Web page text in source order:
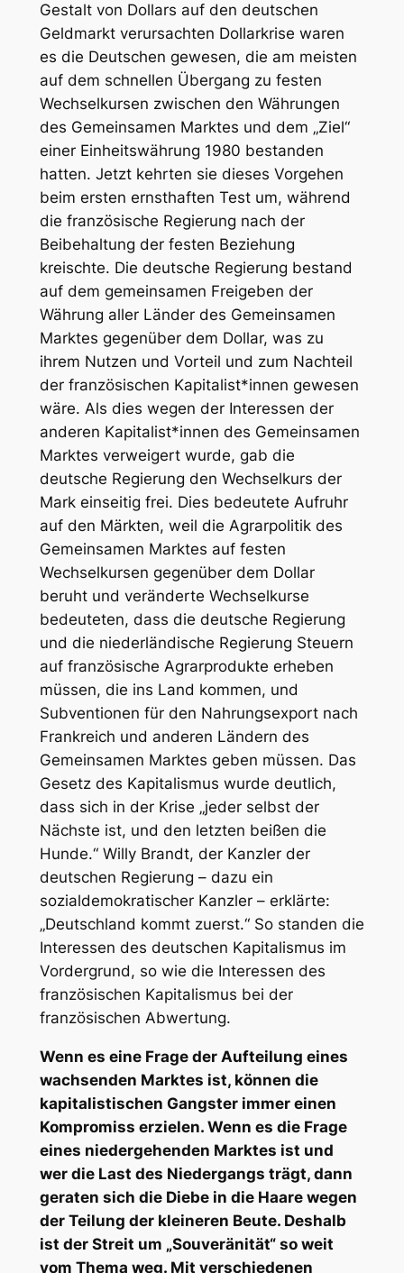
Gestalt von Dollars auf den deutschen
Geldmarkt verursachten Dollarkrise waren
es die Deutschen gewesen, die am meisten
auf dem schnellen Übergang zu festen
Wechselkursen zwischen den Währungen
des Gemeinsamen Marktes und dem „Ziel“
einer Einheitswährung 1980 bestanden
hatten. Jetzt kehrten sie dieses Vorgehen
beim ersten ernsthaften Test um, während
die französische Regierung nach der
Beibehaltung der festen Beziehung
kreischte. Die deutsche Regierung bestand
auf dem gemeinsamen Freigeben der
Währung aller Länder des Gemeinsamen
Marktes gegenüber dem Dollar, was zu
ihrem Nutzen und Vorteil und zum Nachteil
der französischen Kapitalist*innen gewesen
wäre. Als dies wegen der Interessen der
anderen Kapitalist*innen des Gemeinsamen
Marktes verweigert wurde, gab die
deutsche Regierung den Wechselkurs der
Mark einseitig frei. Dies bedeutete Aufruhr
auf den Märkten, weil die Agrarpolitik des
Gemeinsamen Marktes auf festen
Wechselkursen gegenüber dem Dollar
beruht und veränderte Wechselkurse
bedeuteten, dass die deutsche Regierung
und die niederländische Regierung Steuern
auf französische Agrarprodukte erheben
müssen, die ins Land kommen, und
Subventionen für den Nahrungsexport nach
Frankreich und anderen Ländern des
Gemeinsamen Marktes geben müssen. Das
Gesetz des Kapitalismus wurde deutlich,
dass sich in der Krise „jeder selbst der
Nächste ist, und den letzten beißen die
Hunde.“ Willy Brandt, der Kanzler der
deutschen Regierung – dazu ein
sozialdemokratischer Kanzler – erklärte:
„Deutschland kommt zuerst.“ So standen die
Interessen des deutschen Kapitalismus im
Vordergrund, so wie die Interessen des
französischen Kapitalismus bei der
französischen Abwertung.
Wenn es eine Frage der Aufteilung eines
wachsenden Marktes ist, können die
kapitalistischen Gangster immer einen
Kompromiss erzielen. Wenn es die Frage
eines niedergehenden Marktes ist und
wer die Last des Niedergangs trägt, dann
geraten sich die Diebe in die Haare wegen
der Teilung der kleineren Beute. Deshalb
ist der Streit um „Souveränität“ so weit
vom Thema weg. Mit verschiedenen